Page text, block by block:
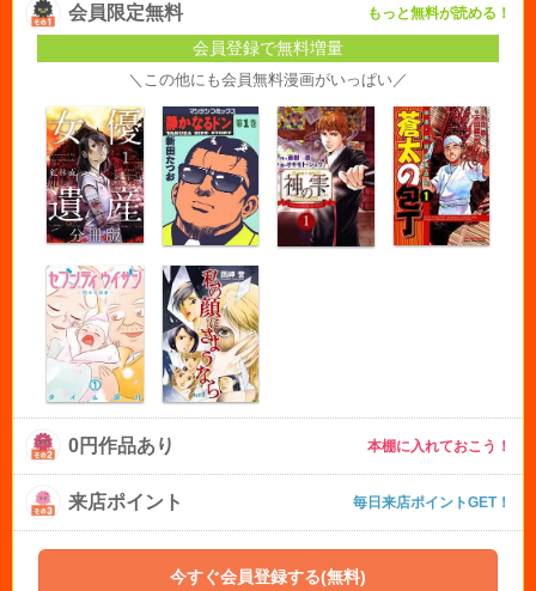
会員限定無料 もっと無料が読める！
会員登録で無料増量
＼この他にも会員無料漫画がいっぱい／
0円作品あり 本棚に入れておこう！
来店ポイント 毎日来店ポイントGET！
今すぐ会員登録する(無料)